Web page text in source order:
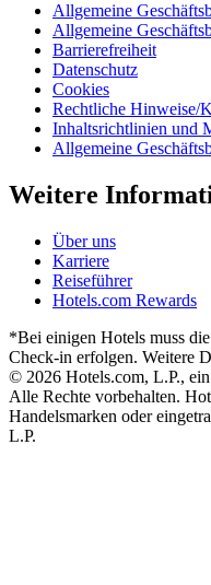
Allgemeine
Allgemeine
Barrierefreiheit
Datenschutz
Cookies
Rechtliche Hinweise/
Inhaltsrichtlinien und
Allgemeine
Weitere
Über uns
Karriere
Reiseführer
Hotels.com Rewards
*Bei einigen Hotels muss
Check-in erfolgen. Weitere
© 2026 Hotels.com, L.P.,
Alle Rechte vorbehalten.
Handelsmarken oder
L.P.